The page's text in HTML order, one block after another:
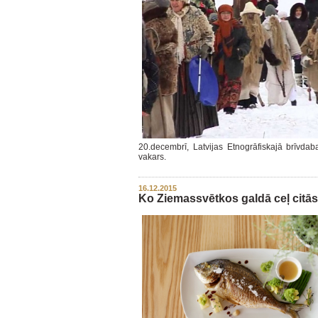
20.decembrī, Latvijas Etnogrāfiskajā
vakars.
16.12.2015
Ko Ziemassvētkos galdā ceļ